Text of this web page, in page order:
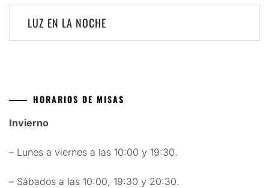
Navegación
de
LUZ EN LA NOCHE
HORARIOS DE MISAS
Invierno
– Lunes a viernes a las 10:00 y 19:30.
– Sábados a las 10:00, 19:30 y 20:30.